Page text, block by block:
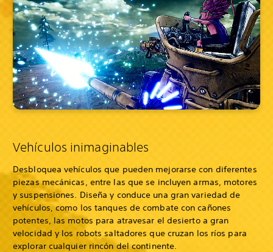
Vehículos inimaginables
Desbloquea vehículos que pueden mejorarse con diferentes
piezas mecánicas, entre las que se incluyen armas, motores
y suspensiones. Diseña y conduce una gran variedad de
vehículos, como los tanques de combate con cañones
potentes, las motos para atravesar el desierto a gran
velocidad y los robots saltadores que cruzan los ríos para
explorar cualquier rincón del continente.